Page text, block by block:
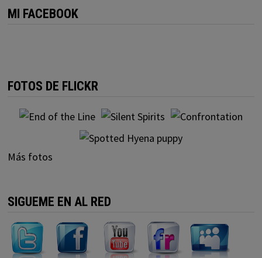
MI FACEBOOK
FOTOS DE FLICKR
Más fotos
SIGUEME EN AL RED